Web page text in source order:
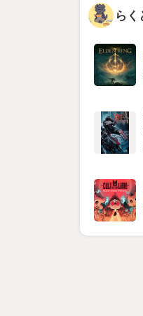
らく